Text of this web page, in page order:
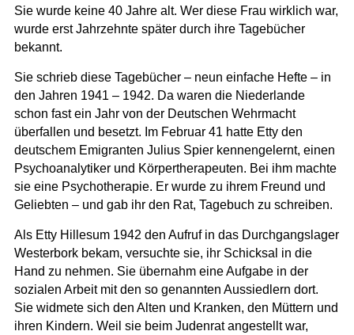
Sie wurde keine 40 Jahre alt. Wer diese Frau wirklich war,
wurde erst Jahrzehnte später durch ihre Tagebücher
bekannt.
Sie schrieb diese Tagebücher – neun einfache Hefte – in
den Jahren 1941 – 1942. Da waren die Niederlande
schon fast ein Jahr von der Deutschen Wehrmacht
überfallen und besetzt. Im Februar 41 hatte Etty den
deutschem Emigranten Julius Spier kennengelernt, einen
Psychoanalytiker und Körpertherapeuten. Bei ihm machte
sie eine Psychotherapie. Er wurde zu ihrem Freund und
Geliebten – und gab ihr den Rat, Tagebuch zu schreiben.
Als Etty Hillesum 1942 den Aufruf in das Durchgangslager
Westerbork bekam, versuchte sie, ihr Schicksal in die
Hand zu nehmen. Sie übernahm eine Aufgabe in der
sozialen Arbeit mit den so genannten Aussiedlern dort.
Sie widmete sich den Alten und Kranken, den Müttern und
ihren Kindern. Weil sie beim Judenrat angestellt war,